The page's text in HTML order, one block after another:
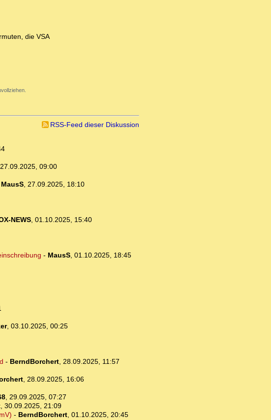
die VSA
RSS-Feed dieser Diskussion
27.09.2025, 09:00
MausS, 27.09.2025, 18:10
NEWS, 01.10.2025, 15:40
- MausS, 01.10.2025, 18:45
, 03.10.2025, 00:25
- BerndBorchert, 28.09.2025, 11:57
, 28.09.2025, 16:06
, 29.09.2025, 07:27
, 30.09.2025, 21:09
- BerndBorchert, 01.10.2025, 20:45